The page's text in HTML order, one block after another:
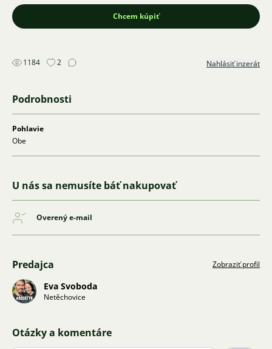
Chcem kúpiť
1184 2 Nahlásiť inzerát
Podrobnosti
Pohlavie
Obe
U nás sa nemusíte báť nakupovať
Overený e-mail
Predajca Zobraziť profil
Eva Svoboda
Netěchovice
Otázky a komentáre